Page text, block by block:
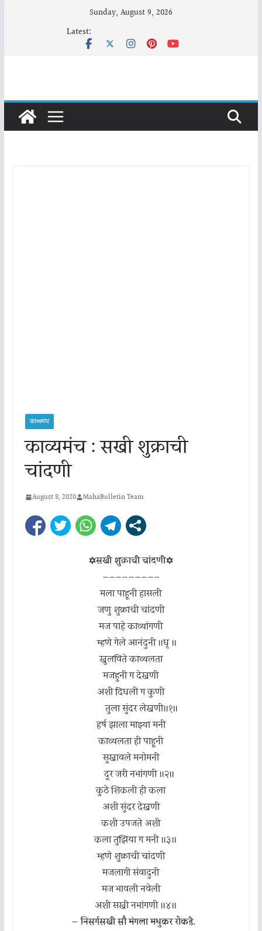
Sunday, August 9, 2026
Latest:
काव्यमंच
काव्यमंच : सखी शुक्राची
चांदणी
August 8, 2020 MahaBulletin Team
✡सखी शुक्राची चांदणी✡
————————–
मला पाहूनी हासली
जणु शुक्राची चांदणी
मज पाहे काव्यांगणी
म्हणे गेले आनंदुनी ॥धृ ॥
खुलविते काव्यलता
मजहुनी ग देखणी
अशी दिधली ग कुणी
तुला सुंदर लेखणी॥१॥
हर्ष झाला माझ्या मनी
काव्यलता ही पाहूनी
सुखावले मनोमनी
दूर जरी नभांगणी ॥२॥
कुठे शिकली ही कला
अशी सुंदर देखणी
कशी उपजते अशी
कला तुझिया ग मनी ॥३॥
म्हणे शुक्राची चांदणी
मजलागी संवादुनी
मज भावली नवेली
अशी सखी नभांगणी ॥४॥
— निसर्गसखी सौ मंगला मधुकर रोकडे.